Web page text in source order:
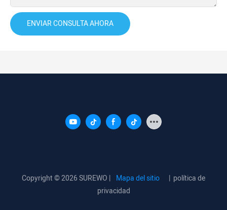
ENVIAR CONSULTA AHORA
Copyright © 2026 SUREWO | Mapa del sitio | política de
privacidad